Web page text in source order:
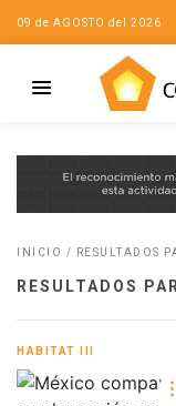
09 de AGOSTO del 2026
INICIO / RESULTADOS
RESULTADOS
HABITAT III